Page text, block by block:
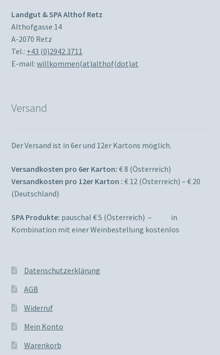
Landgut & SPA Althof Retz
Althofgasse 14
A-2070 Retz
Tel.: +43 (0)2942 3711
E-mail: willkommen(at)althof(dot)at
Versand
Der Versand ist in 6er und 12er Kartons möglich.
Versandkosten pro 6er Karton: € 8 (Österreich)
Versandkosten pro 12er Karton : € 12 (Österreich) – € 20
(Deutschland)
SPA Produkte: pauschal € 5 (Österreich) – in
Kombination mit einer Weinbestellung kostenlos
Datenschutzerklärung
AGB
Widerruf
Mein Konto
Warenkorb